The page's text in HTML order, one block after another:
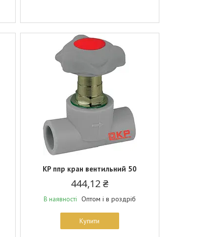
KP ппр кран вентильний 50
444,12 ₴
В наявності Оптом і в роздріб
Купити